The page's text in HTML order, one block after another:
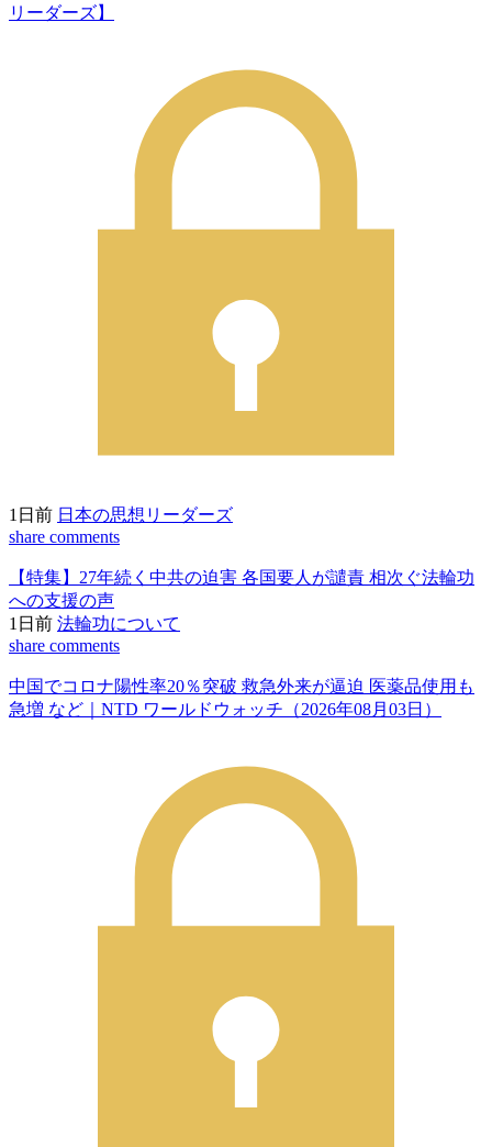
リーダーズ】
1日前 日本の思想リーダーズ
share comments
【特集】27年続く中共の迫害 各国要人が譴責 相次ぐ法輪功
への支援の声
1日前 法輪功について
share comments
中国でコロナ陽性率20％突破 救急外来が逼迫 医薬品使用も
急増 など｜NTD ワールドウォッチ（2026年08月03日）